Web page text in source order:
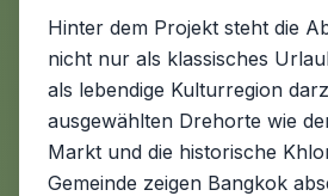
Hinter dem Projekt steht die
nicht nur als klassisches
als lebendige Kulturregion
ausgewählten Drehorte wie
Markt und die historische
Gemeinde zeigen Bangkok